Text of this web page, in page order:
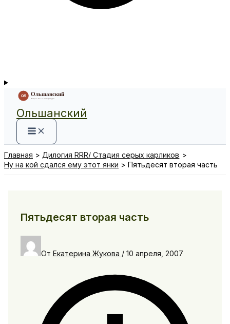
Ольшанский
Главная
Дилогия RRR/ Стадия серых карликов
Ну на кой сдался ему этот янки
Пятьдесят вторая часть
Пятьдесят вторая часть
От Екатерина Жукова / 10 апреля, 2007